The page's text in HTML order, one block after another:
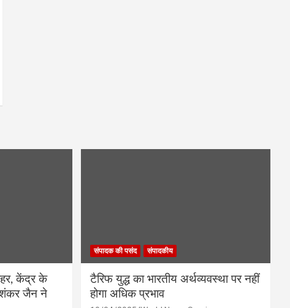
केंद्र के
शंकर जैन ने
संपादक की पसंद संपादकीय
टैरिफ युद्ध का भारतीय अर्थव्यवस्था पर नहीं
होगा अधिक प्रभाव